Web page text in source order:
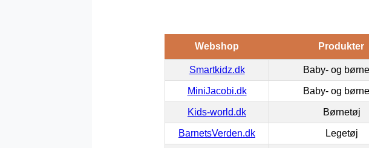
Webshop Produkter
Smartkidz.dk Baby- og
MiniJacobi.dk Baby- og
Kids-world.dk Børnetøj
BarnetsVerden.dk Legetøj